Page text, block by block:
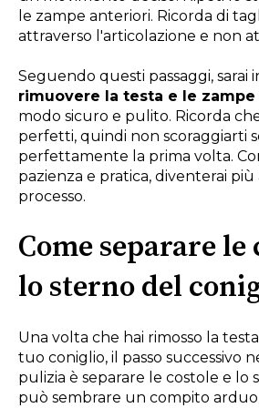
le zampe anteriori. Ricorda di
attraverso l'articolazione e non
Seguendo questi passaggi, sarai
rimuovere la testa e le
modo sicuro e pulito. Ricorda
perfetti, quindi non scoraggiarti
perfettamente la prima volta.
pazienza e pratica, diventerai
processo.
Come separare le
lo sterno del
Una volta che hai rimosso la
tuo coniglio, il passo successivo
pulizia è separare le costole e lo
può sembrare un compito